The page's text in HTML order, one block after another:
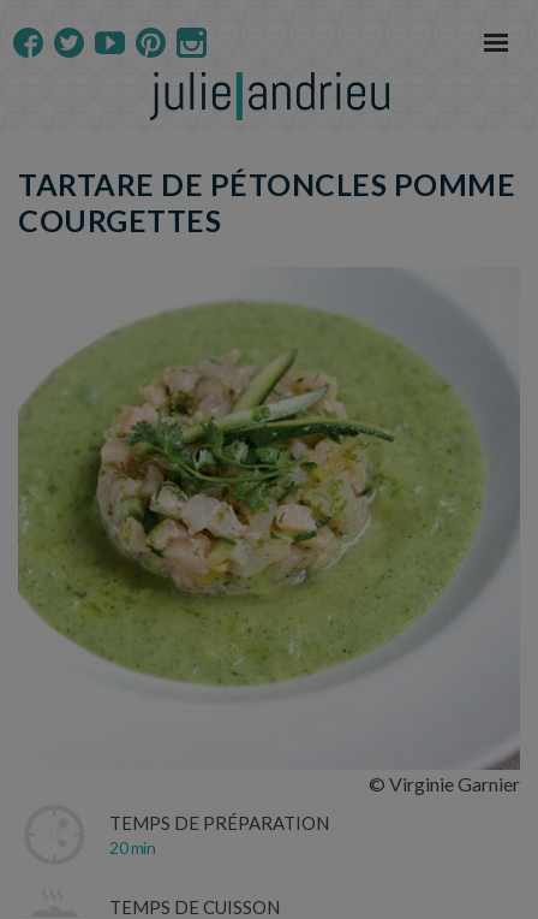
TARTARE DE PÉTONCLES POMME
COURGETTES
© Virginie Garnier
TEMPS DE PRÉPARATION
20 min
TEMPS DE CUISSON